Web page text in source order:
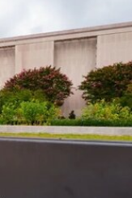
刘祺丰表示，他
民社群展开交
表示：“原住民社
在于他们让我思
三个月，而是将
曾担任新加坡